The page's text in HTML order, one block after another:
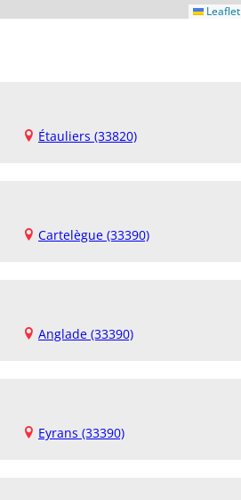
Leaflet
Étauliers (33820)
Cartelègue (33390)
Anglade (33390)
Eyrans (33390)